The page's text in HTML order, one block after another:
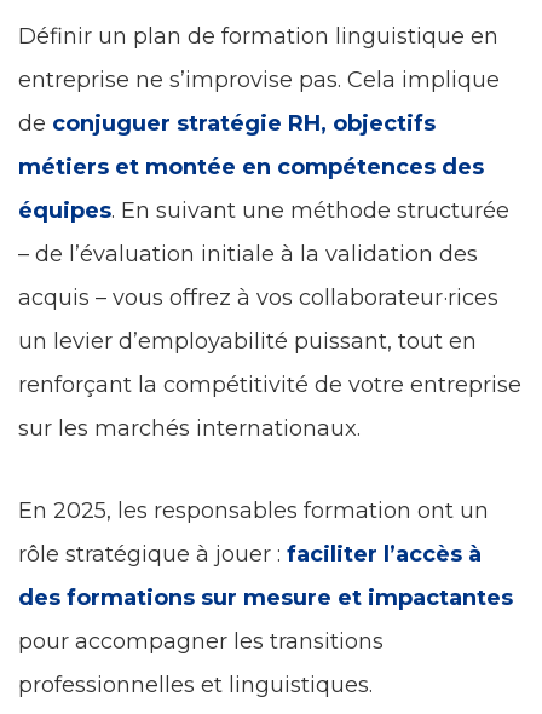
Définir un plan de formation linguistique en
entreprise ne s’improvise pas. Cela implique
de conjuguer stratégie RH, objectifs
métiers et montée en compétences des
équipes. En suivant une méthode structurée
– de l’évaluation initiale à la validation des
acquis – vous offrez à vos collaborateur·rices
un levier d’employabilité puissant, tout en
renforçant la compétitivité de votre entreprise
sur les marchés internationaux.
En 2025, les responsables formation ont un
rôle stratégique à jouer : faciliter l’accès à
des formations sur mesure et impactantes
pour accompagner les transitions
professionnelles et linguistiques.